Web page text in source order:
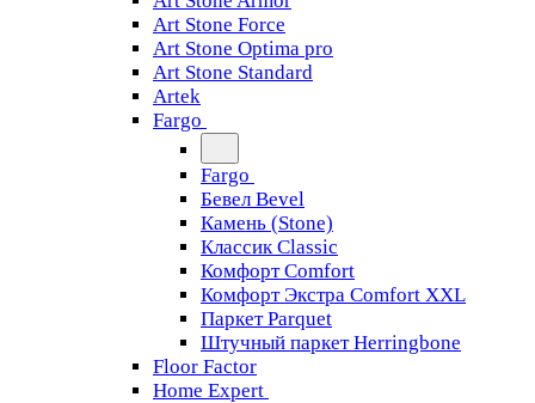
Art Stone Force
Art Stone Optima pro
Art Stone Standard
Artek
Fargo
Fargo
Бевел Bevel
Камень (Stone)
Классик Classic
Комфорт Comfort
Комфорт Экстра Comfort XXL
Паркет Parquet
Штучный паркет Herringbone
Floor Factor
Home Expert